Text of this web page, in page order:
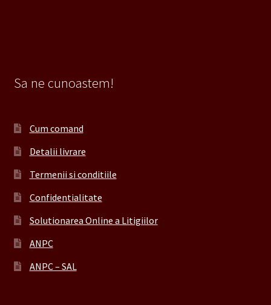
Sa ne cunoastem!
Cum comand
Detalii livrare
Termenii si conditiile
Confidentialitate
Solutionarea Online a Litigiilor
ANPC
ANPC – SAL